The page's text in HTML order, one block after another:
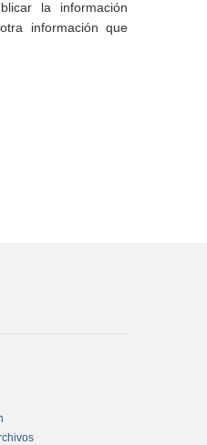
la información
información que